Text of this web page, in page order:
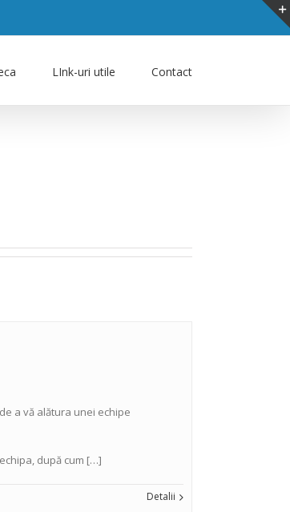
LInk-uri utile Contact
a vă alătura unei echipe
după cum […]
Detalii